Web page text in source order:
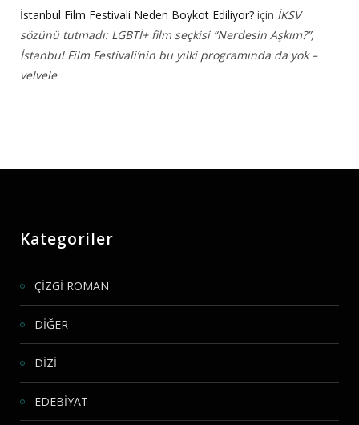
İstanbul Film Festivali Neden Boykot Ediliyor? için İKSV
sözünü tutmadı: LGBTİ+ film seçkisi “Nerdesin Aşkım?”,
İstanbul Film Festivali’nin bu yılki programında da yok –
velvele
Kategoriler
ÇİZGİ ROMAN
DİĞER
DİZİ
EDEBİYAT